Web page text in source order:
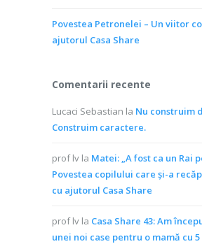
Povestea Petronelei – Un viitor
ajutorul Casa Share
Comentarii recente
Lucaci Sebastian la Nu construim
Construim caractere.
prof lv la Matei: „A fost ca un Rai
Povestea copilului care și-a
cu ajutorul Casa Share
prof lv la Casa Share 43: Am
unei noi case pentru o mamă cu